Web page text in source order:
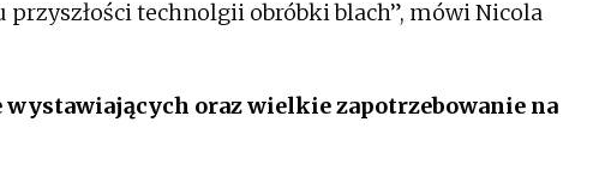
technolgii obróbki blach”, mówi Nicola
wystawiających oraz wielkie zapotrzebowanie na